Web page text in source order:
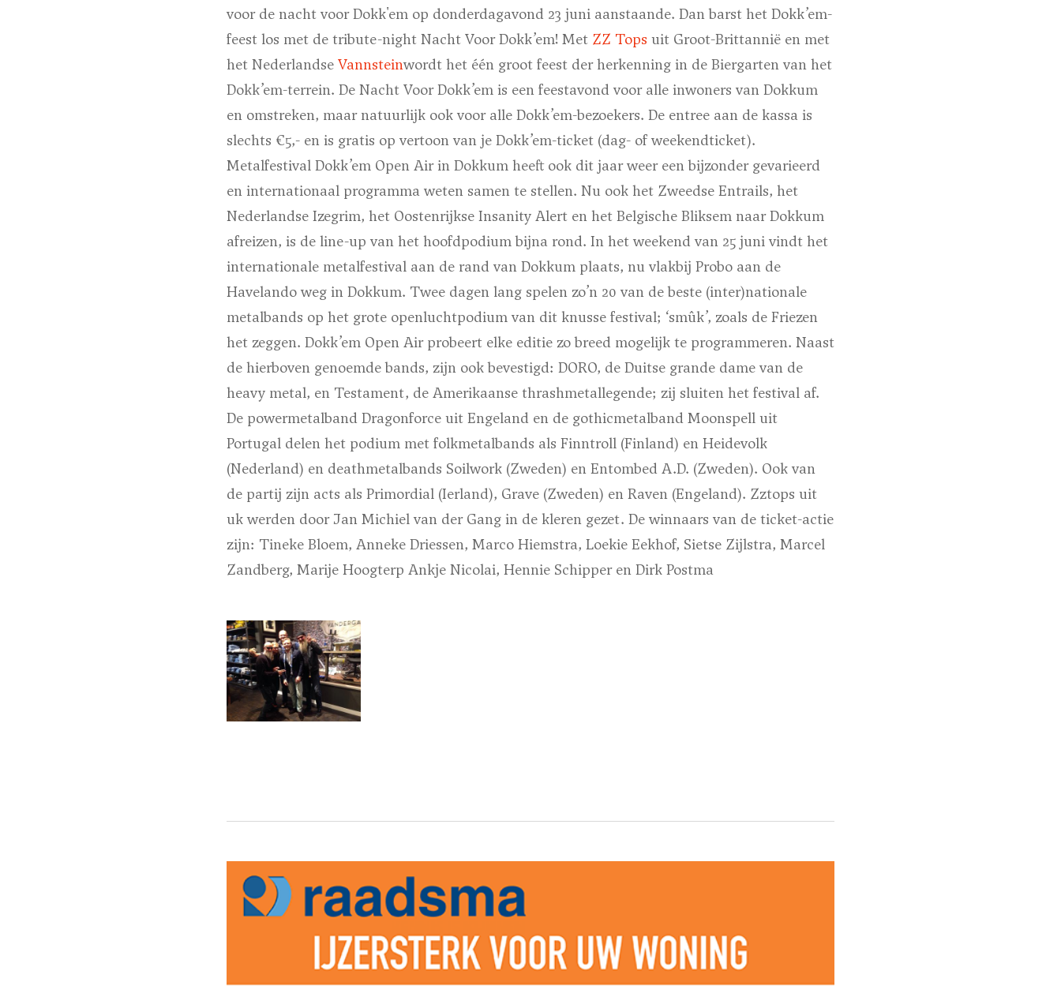
voor de nacht voor Dokk'em op donderdagavond 23 juni aanstaande. Dan barst het Dokk’em-
feest los met de tribute-night Nacht Voor Dokk’em! Met ZZ Tops uit Groot-Brittannië en met
het Nederlandse Vannsteinwordt het één groot feest der herkenning in de Biergarten van het
Dokk’em-terrein. De Nacht Voor Dokk’em is een feestavond voor alle inwoners van Dokkum
en omstreken, maar natuurlijk ook voor alle Dokk’em-bezoekers. De entree aan de kassa is
slechts €5,- en is gratis op vertoon van je Dokk’em-ticket (dag- of weekendticket).
Metalfestival Dokk’em Open Air in Dokkum heeft ook dit jaar weer een bijzonder gevarieerd
en internationaal programma weten samen te stellen. Nu ook het Zweedse Entrails, het
Nederlandse Izegrim, het Oostenrijkse Insanity Alert en het Belgische Bliksem naar Dokkum
afreizen, is de line-up van het hoofdpodium bijna rond. In het weekend van 25 juni vindt het
internationale metalfestival aan de rand van Dokkum plaats, nu vlakbij Probo aan de
Havelando weg in Dokkum. Twee dagen lang spelen zo’n 20 van de beste (inter)nationale
metalbands op het grote openluchtpodium van dit knusse festival; ‘smûk’, zoals de Friezen
het zeggen. Dokk’em Open Air probeert elke editie zo breed mogelijk te programmeren. Naast
de hierboven genoemde bands, zijn ook bevestigd: DORO, de Duitse grande dame van de
heavy metal, en Testament, de Amerikaanse thrashmetallegende; zij sluiten het festival af.
De powermetalband Dragonforce uit Engeland en de gothicmetalband Moonspell uit
Portugal delen het podium met folkmetalbands als Finntroll (Finland) en Heidevolk
(Nederland) en deathmetalbands Soilwork (Zweden) en Entombed A.D. (Zweden). Ook van
de partij zijn acts als Primordial (Ierland), Grave (Zweden) en Raven (Engeland). Zztops uit
uk werden door Jan Michiel van der Gang in de kleren gezet. De winnaars van de ticket-actie
zijn: Tineke Bloem, Anneke Driessen, Marco Hiemstra, Loekie Eekhof, Sietse Zijlstra, Marcel
Zandberg, Marije Hoogterp Ankje Nicolai, Hennie Schipper en Dirk Postma